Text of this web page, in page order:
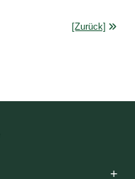
[Zurück]